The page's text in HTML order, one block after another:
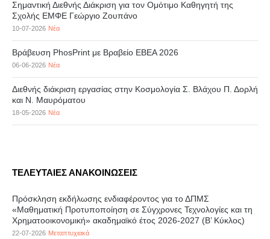
Σημαντική Διεθνής Διάκριση για τον Ομότιμο Καθηγητή της
Σχολής ΕΜΦΕ Γεώργιο Ζουπάνο
10-07-2026 Νέα
Βράβευση PhosPrint με Βραβείο ΕΒΕΑ 2026
06-06-2026 Νέα
Διεθνής διάκριση εργασίας στην Κοσμολογία Σ. Βλάχου Π. Δορλή
και Ν. Μαυρόματου
18-05-2026 Νέα
ΤΕΛΕΥΤΑΙΕΣ ΑΝΑΚΟΙΝΩΣΕΙΣ
Πρόσκληση εκδήλωσης ενδιαφέροντος για το ΔΠΜΣ
«Μαθηματική Προτυποποίηση σε Σύγχρονες Τεχνολογίες και τη
Χρηματοοικονομική» ακαδημαϊκό έτος 2026-2027 (B’ Kύκλος)
22-07-2026 Μεταπτυχιακά